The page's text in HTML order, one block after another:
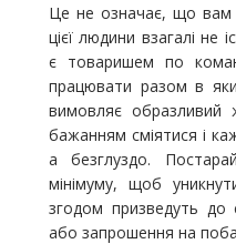
Це не означає, що вам
цієї людини взагалі не
є товаришем по
працювати разом в
вимовляє образливий
бажанням сміятися і
а безглуздо.
мінімуму, щоб
згодом призведуть до
або запрошення на